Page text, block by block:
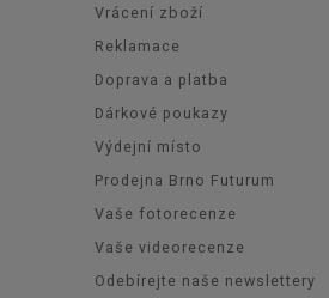
Vrácení zboží
Reklamace
Doprava a platba
Dárkové poukazy
Výdejní místo
Prodejna Brno Futurum
Vaše fotorecenze
Vaše videorecenze
Odebírejte naše newslettery